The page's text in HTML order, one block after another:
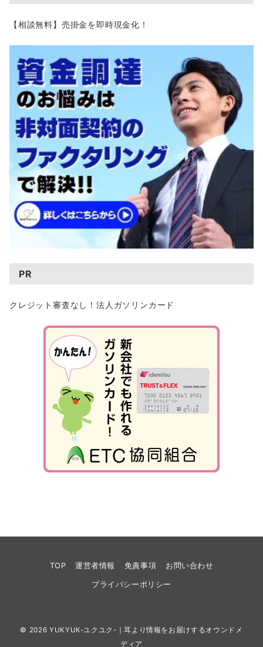
【相談無料】売掛金を即時現金化！
PR
クレジット審査なし！法人ガソリンカード
TOP 運営者情報 免責事項 お問い合わせ
プライバシーポリシー
© 2026 YUKYUK-ユクユク-｜耳より情報をお届けするオウンドメ
ディア